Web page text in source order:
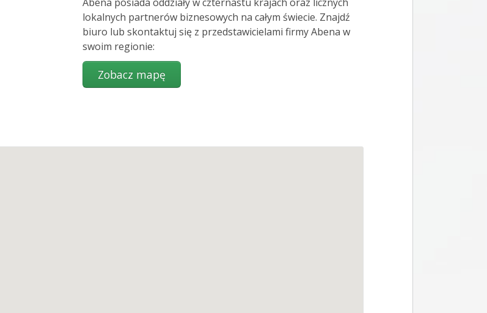
Abena posiada oddziały w czternastu krajach oraz licznych
lokalnych partnerów biznesowych na całym świecie. Znajdź
biuro lub skontaktuj się z przedstawicielami firmy Abena w
swoim regionie: